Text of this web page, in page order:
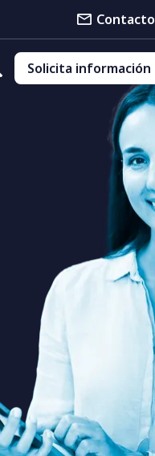
Contacto
Solicita información